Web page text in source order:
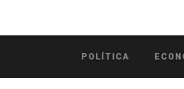
POLÍTICA